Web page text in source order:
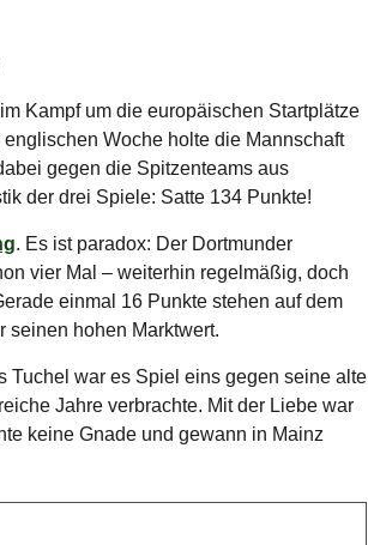
Kampf um die europäischen Startplätze
Woche holte die Mannschaft
gegen die Spitzenteams aus
der drei Spiele: Satte 134 Punkte!
. Es ist paradox: Der Dortmunder
vier Mal – weiterhin regelmäßig, doch
einmal 16 Punkte stehen auf dem
seinen hohen Marktwert.
Tuchel war es Spiel eins gegen seine alte
Jahre verbrachte. Mit der Liebe war
keine Gnade und gewann in Mainz